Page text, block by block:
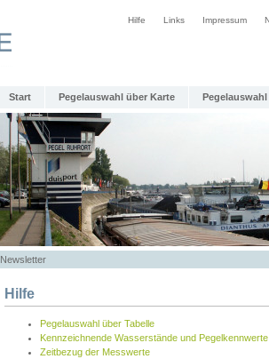
Hilfe Links Impressum
Start Pegelauswahl über Karte
Newsletter
Hilfe
Pegelauswahl über Tabelle
Kennzeichnende Wasserstände und Pegelkennwerte
Zeitbezug der Messwerte